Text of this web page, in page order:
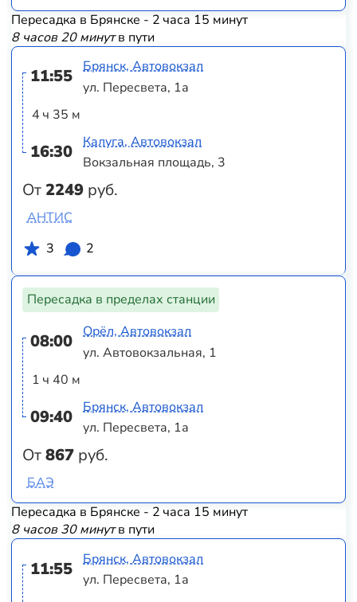
Пересадка в Брянске - 2 часа 15 минут
8 часов 20 минутв пути
11:55
4 ч 35 м
16:30
От2249 руб.
Брянск, Автовокзал
ул. Пересвета, 1а
Калуга, Автовокзал
Вокзальная площадь, 3
АНТИС
3
2
Пересадка в пределах станции
08:00
1 ч 40 м
09:40
От867 руб.
Орёл, Автовокзал
ул. Автовокзальная, 1
Брянск, Автовокзал
ул. Пересвета, 1а
БАЭ
Пересадка в Брянске - 2 часа 15 минут
8 часов 30 минутв пути
11:55
Брянск, Автовокзал
ул. Пересвета, 1а